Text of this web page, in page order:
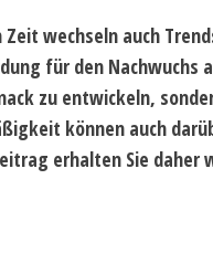
wechseln auch
für den Nachwuchs
zu entwickeln,
können auch
erhalten Sie daher